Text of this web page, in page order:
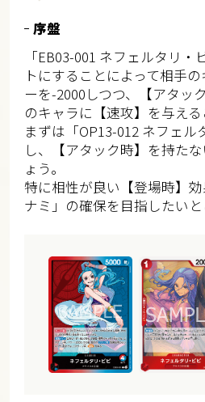
序盤
「EB03-001 ネフェルタリ
トにすることによって相手
ーを-2000しつつ、【アタッ
のキャラに【速攻】を与える
まずは「OP13-012 ネフェル
し、【アタック時】を持た
ょう。
特に相性が良い【登場時】
ナミ」の確保を目指したいと